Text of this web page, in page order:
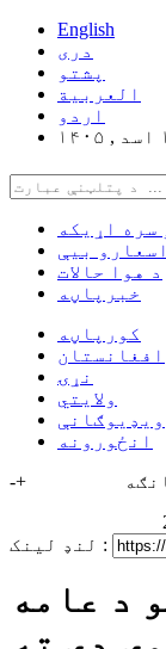
English
دری
پشتو
العربیة
اردو
سره اړیکه
بیې
د هوا حالات
خبرپاڼه
کورپاڼه
افغانستان
نړۍ
ولایتي
ویډیوګانې
انځورونه
-+
لنډ لینک :
د عامه